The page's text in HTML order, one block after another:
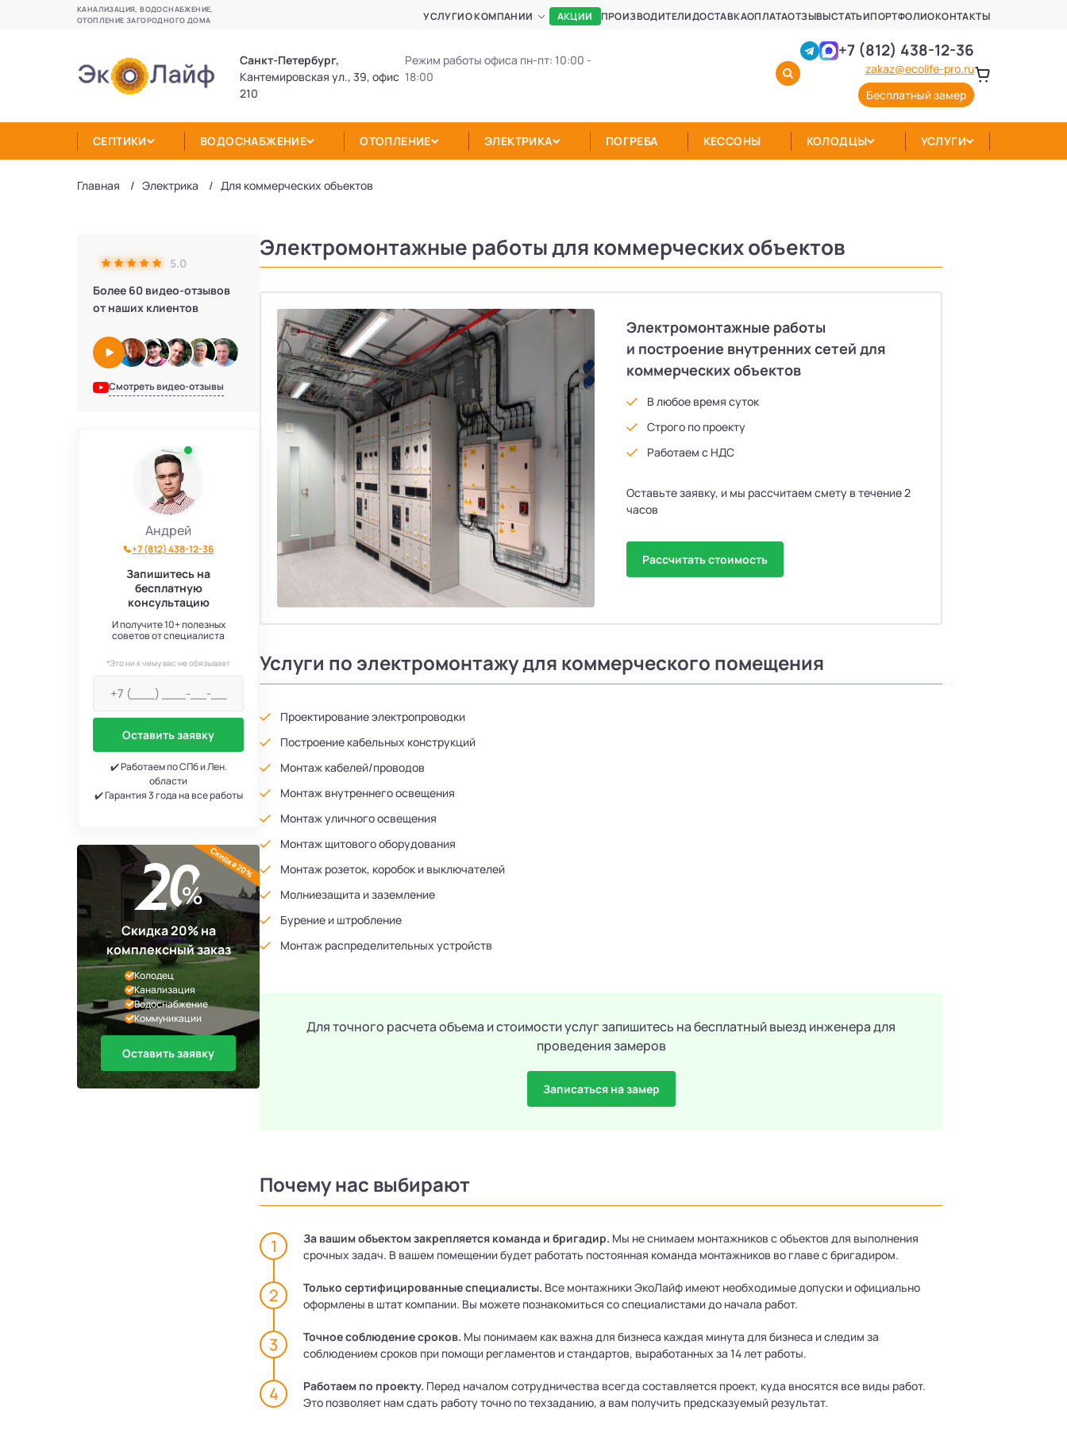
КАНАЛИЗАЦИЯ, ВОДОСНАБЖЕНИЕ,
ОТОПЛЕНИЕ ЗАГОРОДНОГО ДОМА
УСЛУГИО КОМПАНИИ АКЦИИ ПРОИЗВОДИТЕЛИДОСТАВКАОПЛАТАОТЗЫВЫСТАТЬИПОРТФОЛИОКОНТАКТЫ
Санкт-Петербург,
Кантемировская ул., 39, офис
210
Режим работы офиса пн-пт: 10:00 -
18:00
+7 (812) 438-12-36
zakaz@ecolife-pro.ru
Бесплатный замер
СЕПТИКИ ВОДОСНАБЖЕНИЕ ОТОПЛЕНИЕ ЭЛЕКТРИКА ПОГРЕБА КЕССОНЫ КОЛОДЦЫ УСЛУГИ
Главная Электрика Для коммерческих объектов
5.0
Более 60 видео-отзывов
от наших клиентов
Смотреть видео-отзывы
Андрей
+7 (812) 438-12-36
Запишитесь на
бесплатную
консультацию
И получите 10+ полезных
советов от специалиста
*Это ни к чему вас не обязывает
Оставить заявку
✔️ Работаем по СПб и Лен.
области
✔️ Гарантия 3 года на все работы
Скидка 20% на
комплексный заказ
Колодец
Канализация
Водоснабжение
Коммуникации
Оставить заявку
Скидка 20%
Электромонтажные работы для коммерческих объектов
Электромонтажные работы
и построение внутренних сетей для
коммерческих объектов
В любое время суток
Строго по проекту
Работаем с НДС
Оставьте заявку, и мы рассчитаем смету в течение 2
часов
Рассчитать стоимость
Услуги по электромонтажу для коммерческого помещения
Проектирование электропроводки
Построение кабельных конструкций
Монтаж кабелей/проводов
Монтаж внутреннего освещения
Монтаж уличного освещения
Монтаж щитового оборудования
Монтаж розеток, коробок и выключателей
Молниезащита и заземление
Бурение и штробление
Монтаж распределительных устройств
Для точного расчета объема и стоимости услуг запишитесь на бесплатный выезд инженера для
проведения замеров
Записаться на замер
Почему нас выбирают
За вашим объектом закрепляется команда и бригадир. Мы не снимаем монтажников с объектов для выполнения
срочных задач. В вашем помещении будет работать постоянная команда монтажников во главе с бригадиром.
Только сертифицированные специалисты. Все монтажники ЭкоЛайф имеют необходимые допуски и официально
оформлены в штат компании. Вы можете познакомиться со специалистами до начала работ.
Точное соблюдение сроков. Мы понимаем как важна для бизнеса каждая минута для бизнеса и следим за
соблюдением сроков при помощи регламентов и стандартов, выработанных за 14 лет работы.
Работаем по проекту. Перед началом сотрудничества всегда составляется проект, куда вносятся все виды работ.
Это позволяет нам сдать работу точно по техзаданию, а вам получить предсказуемый результат.